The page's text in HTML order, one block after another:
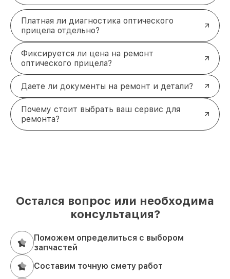
Платная ли диагностика оптического
прицела отдельно?
Фиксируется ли цена на ремонт
оптического прицела?
Даете ли документы на ремонт и детали?
Почему стоит выбрать ваш сервис для
ремонта?
Остался вопрос или необходима
консультация?
Поможем определиться с выбором
запчастей
Составим точную смету работ